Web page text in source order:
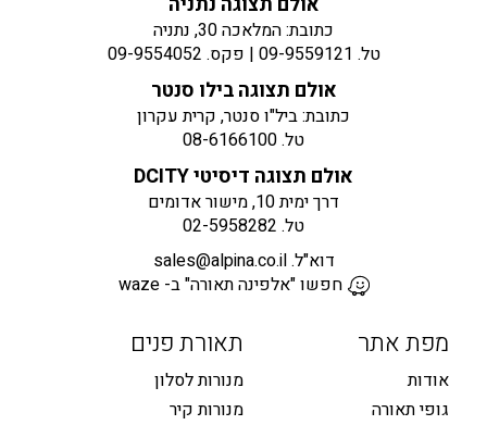
כתובת: המלאכה 30, נתניה
טל. 09-9559121 | פקס. 09-9554052
אולם תצוגה בילו סנטר
כתובת: ביל"ו סנטר, קרית עקרון
טל.08-6166100
אולם תצוגה דיסיטי DCITY
דרך ימית 10, מישור אדומים
טל. 02-5958282
דוא"ל.sales@alpina.co.il
חפשו "אלפינה תאורה" ב- waze
מפת אתר
אודות
גופי תאורה
תאורת פנים
מנורות לסלון
מנורות קיר